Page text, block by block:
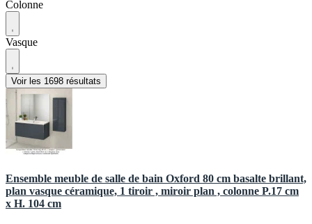
Colonne
Vasque
Voir les 1698 résultats
Ensemble meuble de salle de bain Oxford 80 cm basalte brillant,
plan vasque céramique, 1 tiroir , miroir plan , colonne P.17 cm
x H. 104 cm